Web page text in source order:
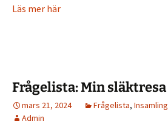
Läs mer här
Frågelista: Min släktresa
mars 21, 2024 Frågelista, Insamling
Admin